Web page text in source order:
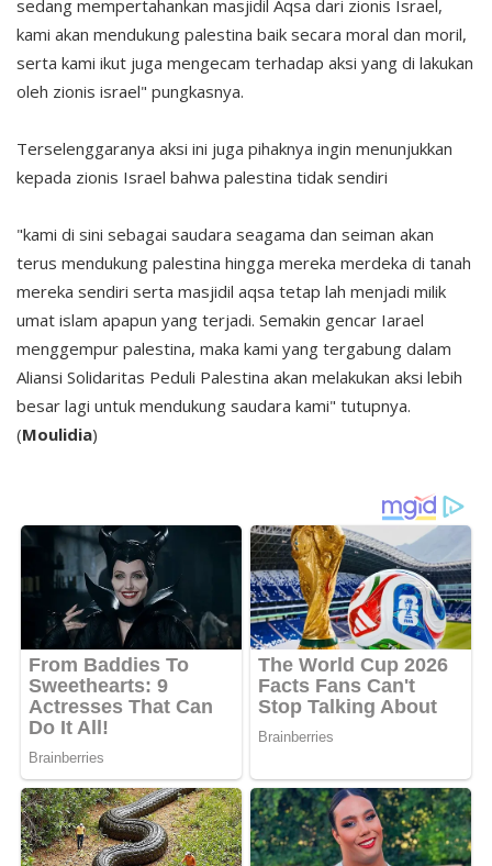
sedang mempertahankan masjidil Aqsa dari zionis Israel,
kami akan mendukung palestina baik secara moral dan moril,
serta kami ikut juga mengecam terhadap aksi yang di lakukan
oleh zionis israel" pungkasnya.
Terselenggaranya aksi ini juga pihaknya ingin menunjukkan
kepada zionis Israel bahwa palestina tidak sendiri
"kami di sini sebagai saudara seagama dan seiman akan
terus mendukung palestina hingga mereka merdeka di tanah
mereka sendiri serta masjidil aqsa tetap lah menjadi milik
umat islam apapun yang terjadi. Semakin gencar Iarael
menggempur palestina, maka kami yang tergabung dalam
Aliansi Solidaritas Peduli Palestina akan melakukan aksi lebih
besar lagi untuk mendukung saudara kami" tutupnya.
(Moulidia)